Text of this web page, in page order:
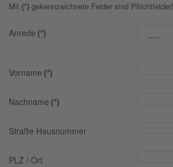
Mit (*) gekennzeichnete Felder sind Pflichtfelder!
Anrede (*)
Vorname (*)
Nachname (*)
Straße Hausnummer
PLZ / Ort